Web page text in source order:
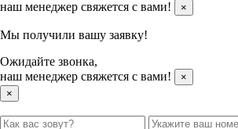
наш менеджер свяжется с вами!
×
Мы получили вашу заявку!
Ожидайте звонка,
наш менеджер свяжется с вами!
×
×